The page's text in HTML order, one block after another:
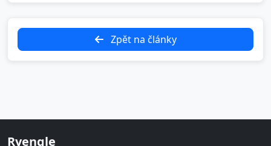
Zpět na články
Ryengle